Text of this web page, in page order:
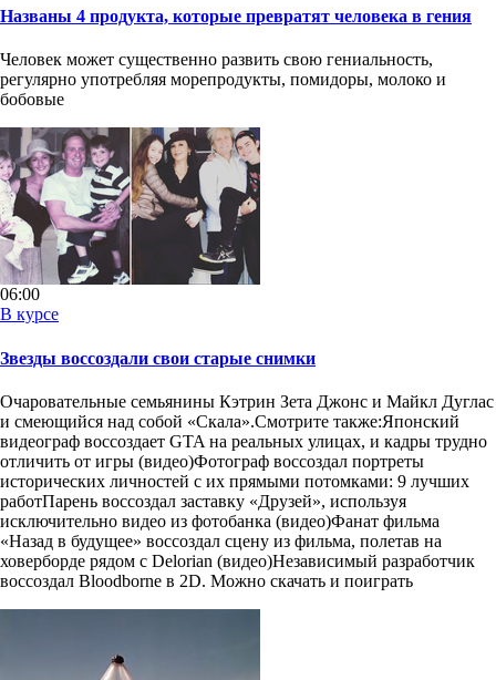
Названы 4 продукта, которые превратят человека в гения
Человек может существенно развить свою гениальность,
регулярно употребляя морепродукты, помидоры, молоко и
бобовые
06:00
В курсе
Звезды воссоздали свои старые снимки
Очаровательные семьянины Кэтрин Зета Джонс и Майкл Дуглас
и смеющийся над собой «Скала».Смотрите также:Японский
видеограф воссоздает GTA на реальных улицах, и кадры трудно
отличить от игры (видео)Фотограф воссоздал портреты
исторических личностей с их прямыми потомками: 9 лучших
работПарень воссоздал заставку «Друзей», используя
исключительно видео из фотобанка (видео)Фанат фильма
«Назад в будущее» воссоздал сцену из фильма, полетав на
ховерборде рядом с Delorian (видео)Независимый разработчик
воссоздал Bloodborne в 2D. Можно скачать и поиграть